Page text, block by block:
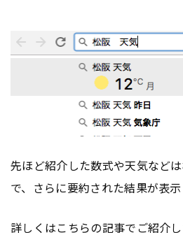
先ほど紹介した数式や天気など
で、さらに要約された結果が表示
詳しくはこちらの記事でご紹介